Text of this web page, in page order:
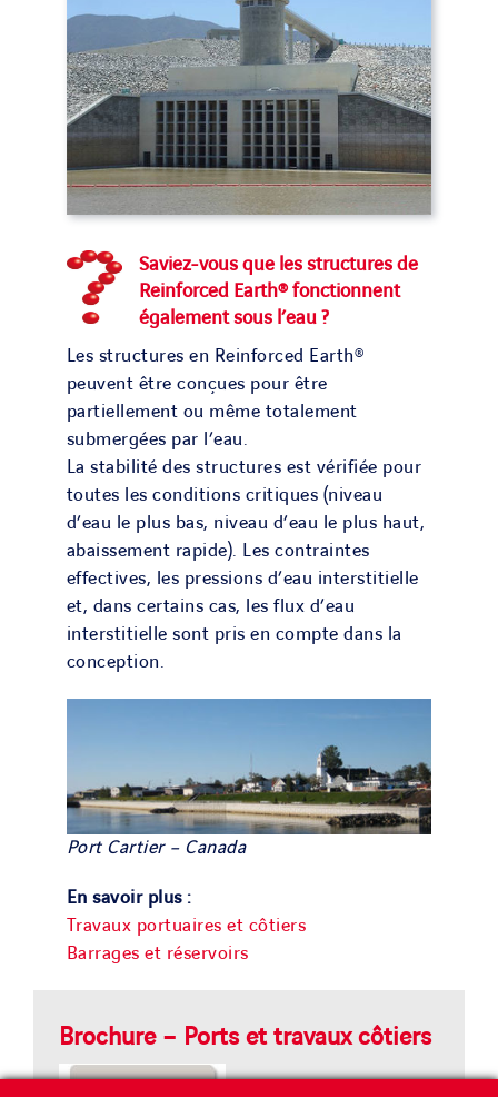
Saviez-vous que les structures de
Reinforced Earth® fonctionnent
également sous l’eau ?
Les structures en Reinforced Earth®
peuvent être conçues pour être
partiellement ou même totalement
submergées par l’eau.
La stabilité des structures est vérifiée pour
toutes les conditions critiques (niveau
d’eau le plus bas, niveau d’eau le plus haut,
abaissement rapide). Les contraintes
effectives, les pressions d’eau interstitielle
et, dans certains cas, les flux d’eau
interstitielle sont pris en compte dans la
conception.
Port Cartier – Canada
En savoir plus :
Travaux portuaires et côtiers
Barrages et réservoirs
Brochure – Ports et travaux côtiers